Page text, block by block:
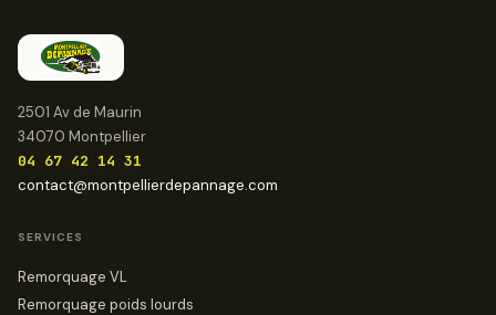
2501 Av de Maurin
34070 Montpellier
04 67 42 14 31
contact@montpellierdepannage.com
SERVICES
Remorquage VL
Remorquage poids lourds